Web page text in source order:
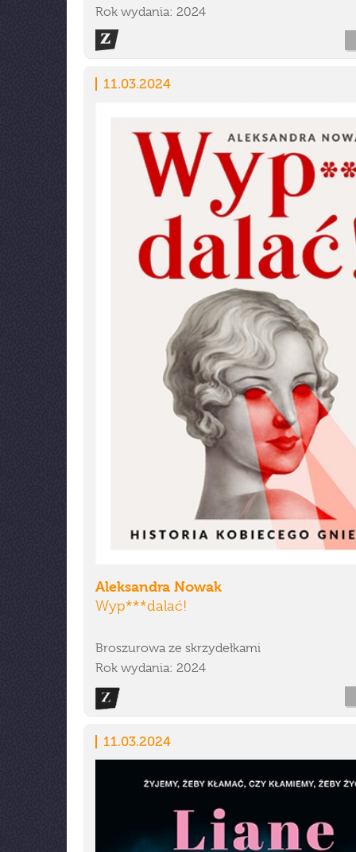
Rok wydania: 2024
11.03.2024
Aleksandra Nowak
Wyp***dalać!
Broszurowa ze skrzydełkami
Rok wydania: 2024
11.03.2024